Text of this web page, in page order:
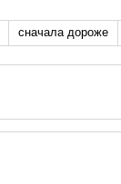
сначала дороже